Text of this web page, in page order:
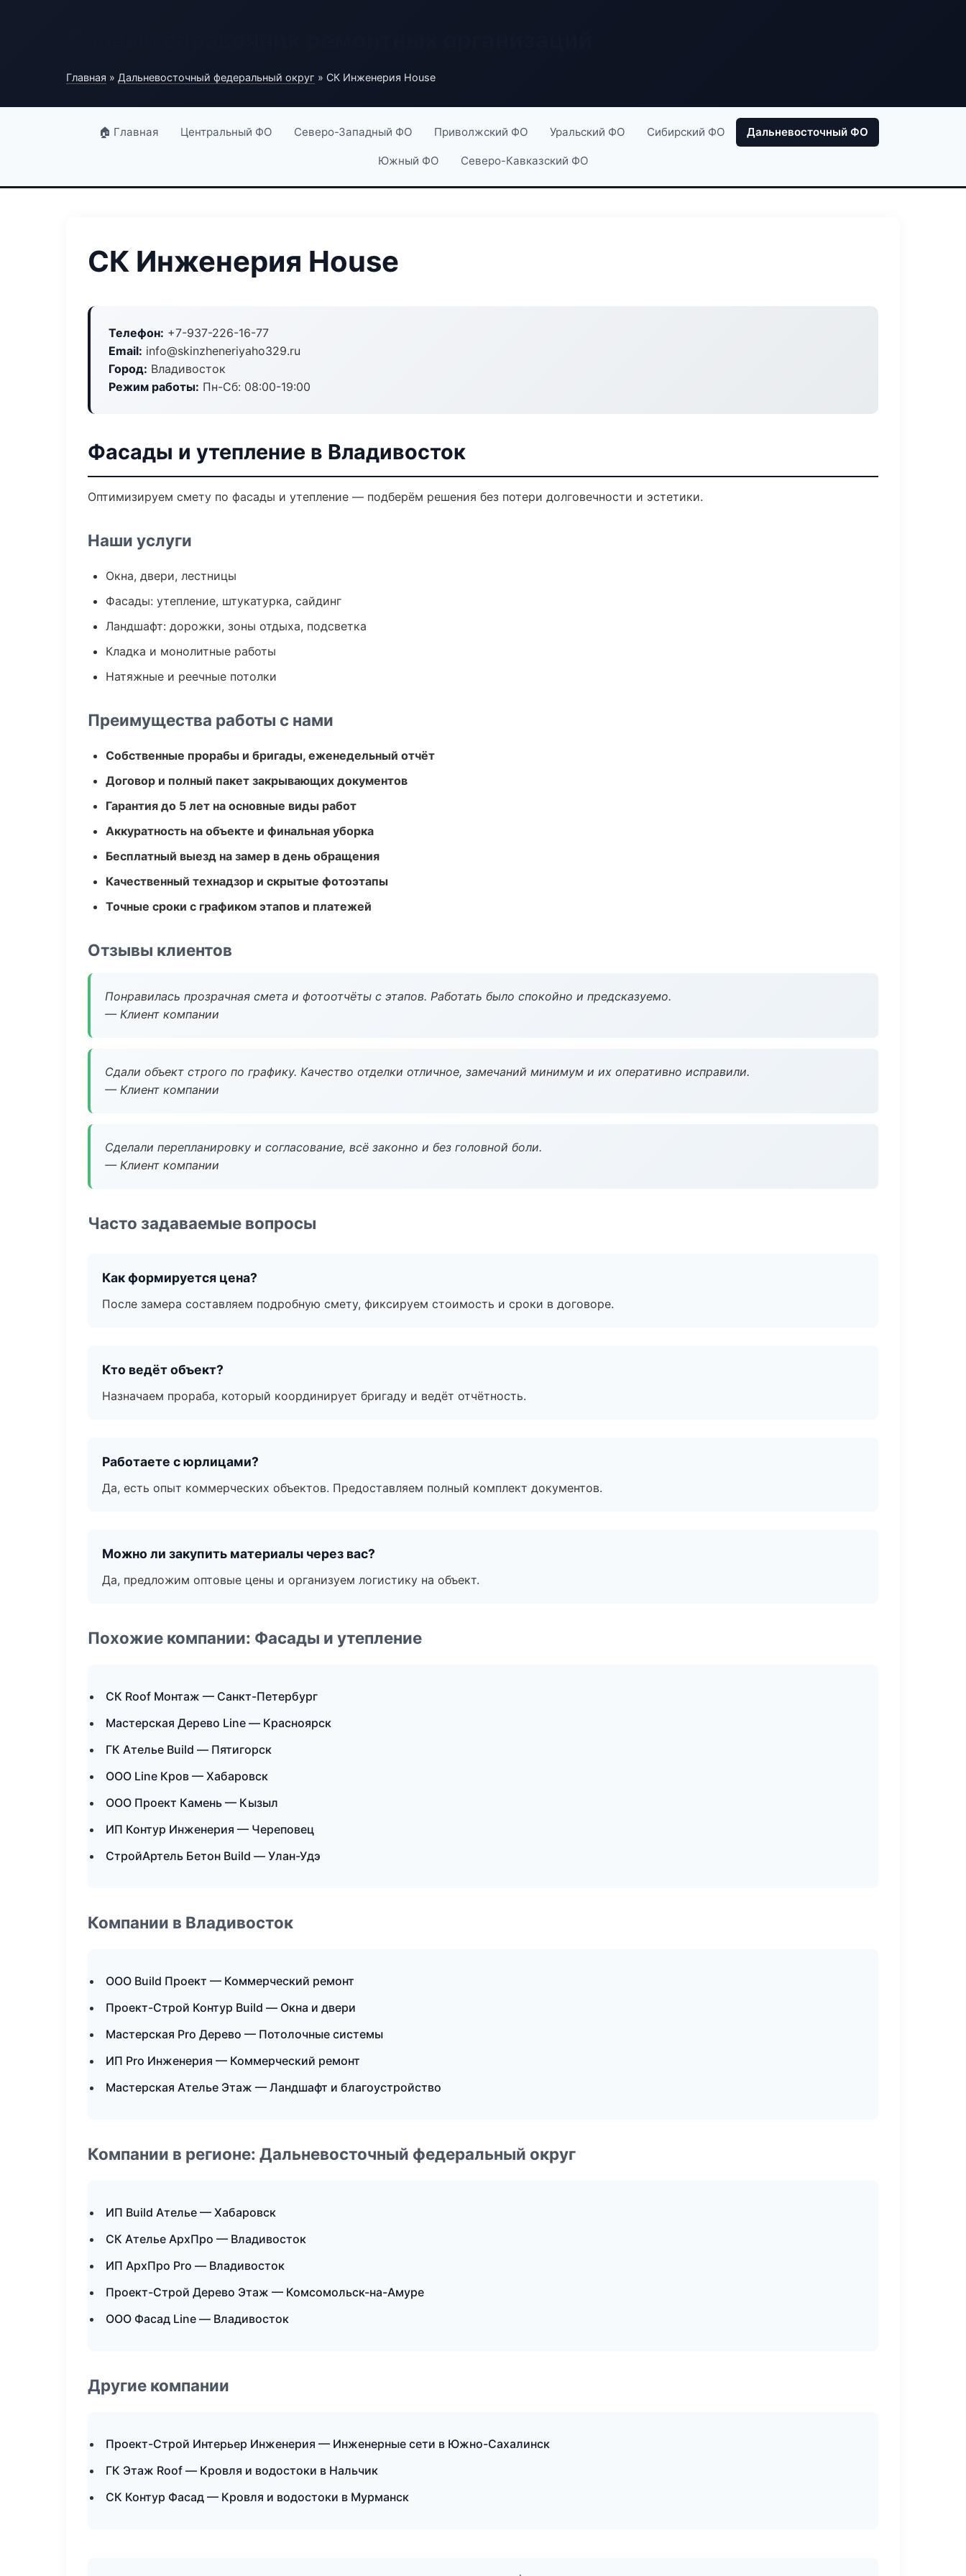
Главная » Дальневосточный федеральный округ » СК Инженерия House
🏠 Главная Центральный ФО Северо-Западный ФО Приволжский ФО Уральский ФО Сибирский ФО Дальневосточный ФО
Южный ФО Северо-Кавказский ФО
СК Инженерия House
Телефон: +7-937-226-16-77
Email: info@skinzheneriyaho329.ru
Город: Владивосток
Режим работы: Пн-Сб: 08:00-19:00
Фасады и утепление в Владивосток
Оптимизируем смету по фасады и утепление — подберём решения без потери долговечности и эстетики.
Наши услуги
Окна, двери, лестницы
Фасады: утепление, штукатурка, сайдинг
Ландшафт: дорожки, зоны отдыха, подсветка
Кладка и монолитные работы
Натяжные и реечные потолки
Преимущества работы с нами
Собственные прорабы и бригады, еженедельный отчёт
Договор и полный пакет закрывающих документов
Гарантия до 5 лет на основные виды работ
Аккуратность на объекте и финальная уборка
Бесплатный выезд на замер в день обращения
Качественный технадзор и скрытые фотоэтапы
Точные сроки с графиком этапов и платежей
Отзывы клиентов
Понравилась прозрачная смета и фотоотчёты с этапов. Работать было спокойно и предсказуемо.
— Клиент компании
Сдали объект строго по графику. Качество отделки отличное, замечаний минимум и их оперативно исправили.
— Клиент компании
Сделали перепланировку и согласование, всё законно и без головной боли.
— Клиент компании
Часто задаваемые вопросы
Как формируется цена?
После замера составляем подробную смету, фиксируем стоимость и сроки в договоре.
Кто ведёт объект?
Назначаем прораба, который координирует бригаду и ведёт отчётность.
Работаете с юрлицами?
Да, есть опыт коммерческих объектов. Предоставляем полный комплект документов.
Можно ли закупить материалы через вас?
Да, предложим оптовые цены и организуем логистику на объект.
Похожие компании: Фасады и утепление
СК Roof Монтаж — Санкт-Петербург
Мастерская Дерево Line — Красноярск
ГК Ателье Build — Пятигорск
ООО Line Кров — Хабаровск
ООО Проект Камень — Кызыл
ИП Контур Инженерия — Череповец
СтройАртель Бетон Build — Улан-Удэ
Компании в Владивосток
ООО Build Проект — Коммерческий ремонт
Проект-Строй Контур Build — Окна и двери
Мастерская Pro Дерево — Потолочные системы
ИП Pro Инженерия — Коммерческий ремонт
Мастерская Ателье Этаж — Ландшафт и благоустройство
Компании в регионе: Дальневосточный федеральный округ
ИП Build Ателье — Хабаровск
СК Ателье АрхПро — Владивосток
ИП АрхПро Pro — Владивосток
Проект-Строй Дерево Этаж — Комсомольск-на-Амуре
ООО Фасад Line — Владивосток
Другие компании
Проект-Строй Интерьер Инженерия — Инженерные сети в Южно-Сахалинск
ГК Этаж Roof — Кровля и водостоки в Нальчик
СК Контур Фасад — Кровля и водостоки в Мурманск